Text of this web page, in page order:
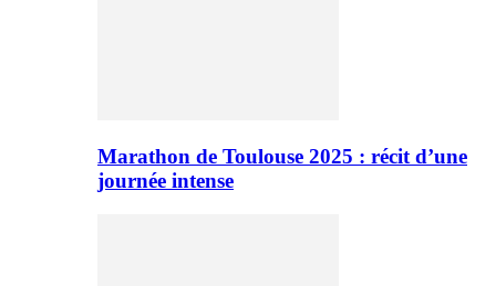
Marathon de Toulouse 2025 : récit d’une
journée intense